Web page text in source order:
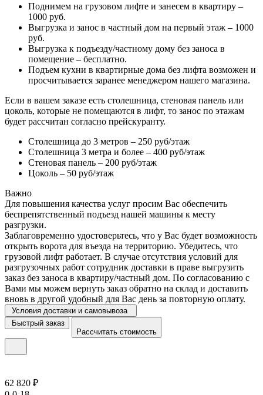
Поднимем на грузовом лифте и занесем в квартиру –
1000 руб.
Выгрузка и занос в частный дом на первый этаж – 1000
руб.
Выгрузка к подъезду/частному дому без заноса в
помещение – бесплатно.
Подъем кухни в квартирные дома без лифта возможен и
просчитывается заранее менеджером нашего магазина.
Если в вашем заказе есть столешница, стеновая панель или
цоколь, которые не помещаются в лифт, то занос по этажам
будет рассчитан согласно прейскуранту.
Столешница до 3 метров – 250 руб/этаж
Столешница 3 метра и более – 400 руб/этаж
Стеновая панель – 200 руб/этаж
Цоколь – 50 руб/этаж
Важно
Для повышения качества услуг просим Вас обеспечить
беспрепятственный подъезд нашей машины к месту
разгрузки.
Заблаговременно удостоверьтесь, что у Вас будет возможность
открыть ворота для въезда на территорию. Убедитесь, что
грузовой лифт работает. В случае отсутствия условий для
разгрузочных работ сотрудник доставки в праве выгрузить
заказ без заноса в квартиру/частный дом. По согласованию с
Вами мы можем вернуть заказ обратно на склад и доставить
вновь в другой удобный для Вас день за повторную оплату.
Условия доставки и самовывоза
Быстрый заказ
Рассчитать стоимость
62 820 ₽